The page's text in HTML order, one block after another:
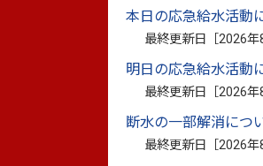
本日の応急給水活動
最終更新日［2026年
明日の応急給水活動
最終更新日［2026年
断水の一部解消につ
最終更新日［2026年